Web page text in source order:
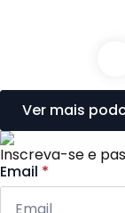
Ver mais
Inscreva-se e
Email *